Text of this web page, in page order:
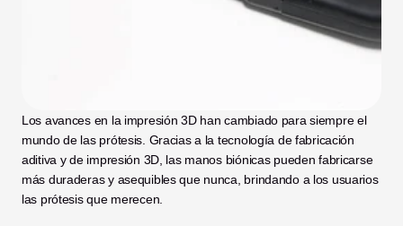
Los avances en la impresión 3D han cambiado para siempre el
mundo de las prótesis. Gracias a la tecnología de fabricación
aditiva y de impresión 3D, las manos biónicas pueden fabricarse
más duraderas y asequibles que nunca, brindando a los usuarios
las prótesis que merecen.